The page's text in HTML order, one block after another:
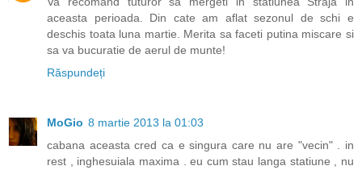
aceasta perioada. Din cate am aflat sezonul de schi e
deschis toata luna martie. Merita sa faceti putina miscare si
sa va bucuratie de aerul de munte!
Răspundeți
MoGio 8 martie 2013 la 01:03
cabana aceasta cred ca e singura care nu are "vecin" . in
rest , inghesuiala maxima . eu cum stau langa statiune , nu